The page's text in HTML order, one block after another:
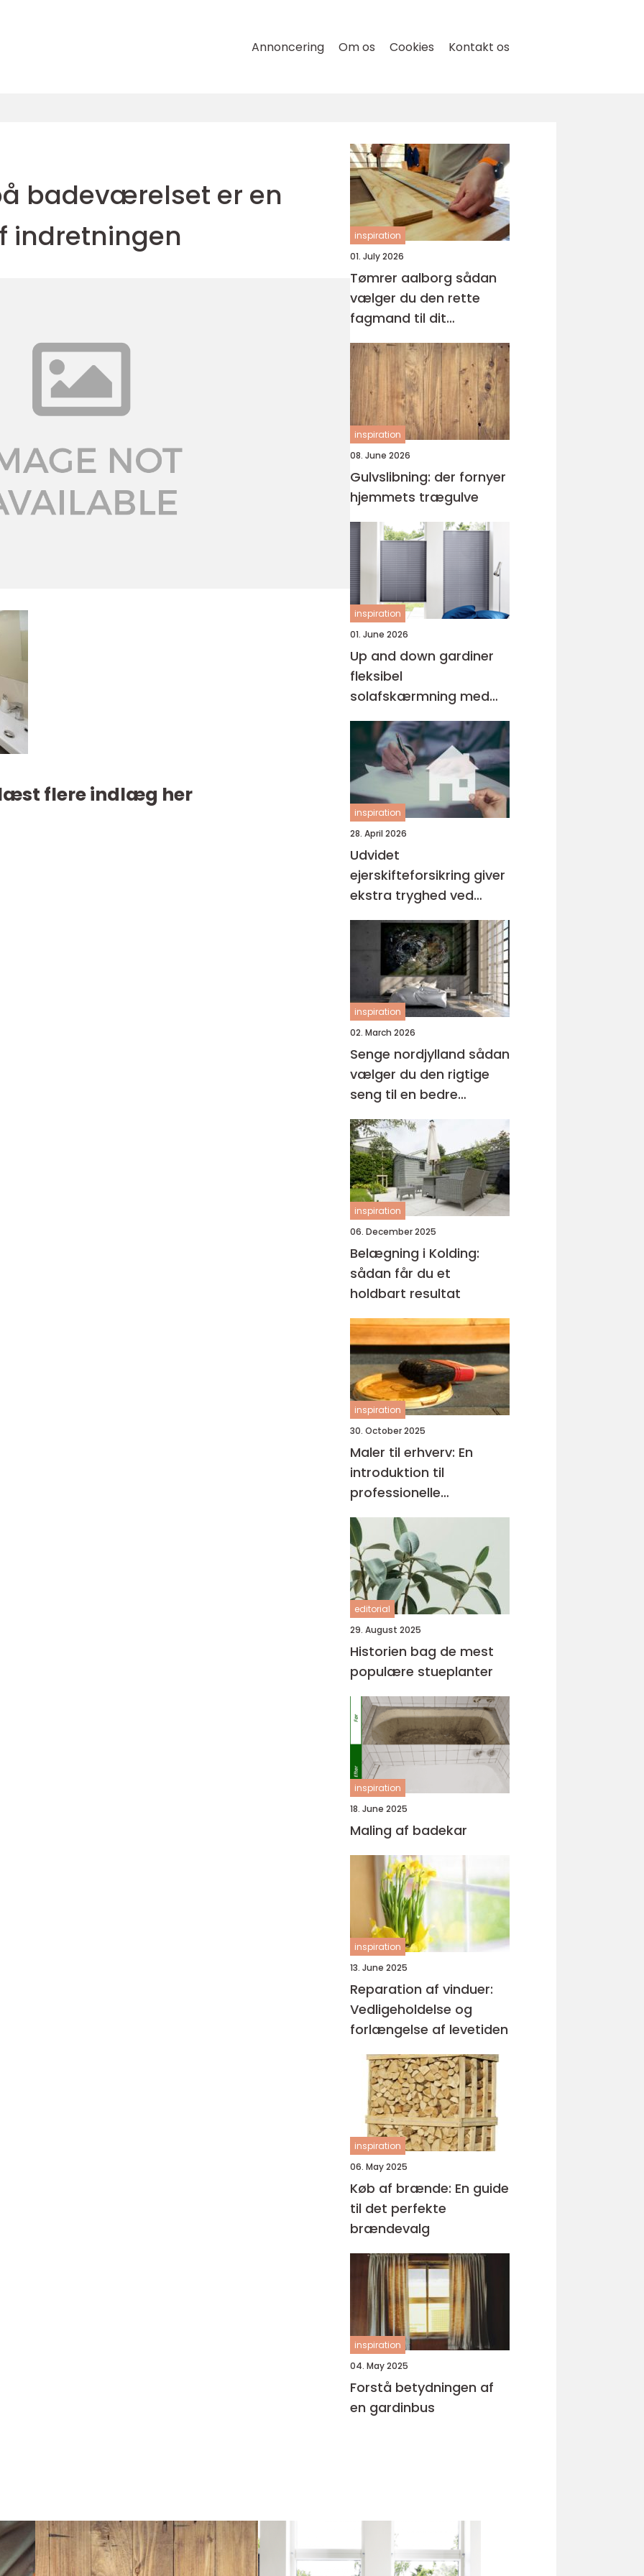
Annoncering Om os Cookies Kontakt os
badeværelset er en
indretningen
flere indlæg her
inspiration
01. July 2026
Tømrer aalborg sådan
vælger du den rette
fagmand til dit
byggeprojekt
inspiration
08. June 2026
Gulvslibning: der fornyer
hjemmets trægulve
inspiration
01. June 2026
Up and down gardiner
fleksibel
solafskærmning med
stil
inspiration
28. April 2026
Udvidet
ejerskifteforsikring giver
ekstra tryghed ved
boligkøb
inspiration
02. March 2026
Senge nordjylland sådan
vælger du den rigtige
seng til en bedre
nattesøvn
inspiration
06. December 2025
Belægning i Kolding:
sådan får du et
holdbart resultat
inspiration
30. October 2025
Maler til erhverv: En
introduktion til
professionelle
malerløsninger
editorial
29. August 2025
Historien bag de mest
populære stueplanter
inspiration
18. June 2025
Maling af badekar
inspiration
13. June 2025
Reparation af vinduer:
Vedligeholdelse og
forlængelse af levetiden
inspiration
06. May 2025
Køb af brænde: En guide
til det perfekte
brændevalg
inspiration
04. May 2025
Forstå betydningen af
en gardinbus